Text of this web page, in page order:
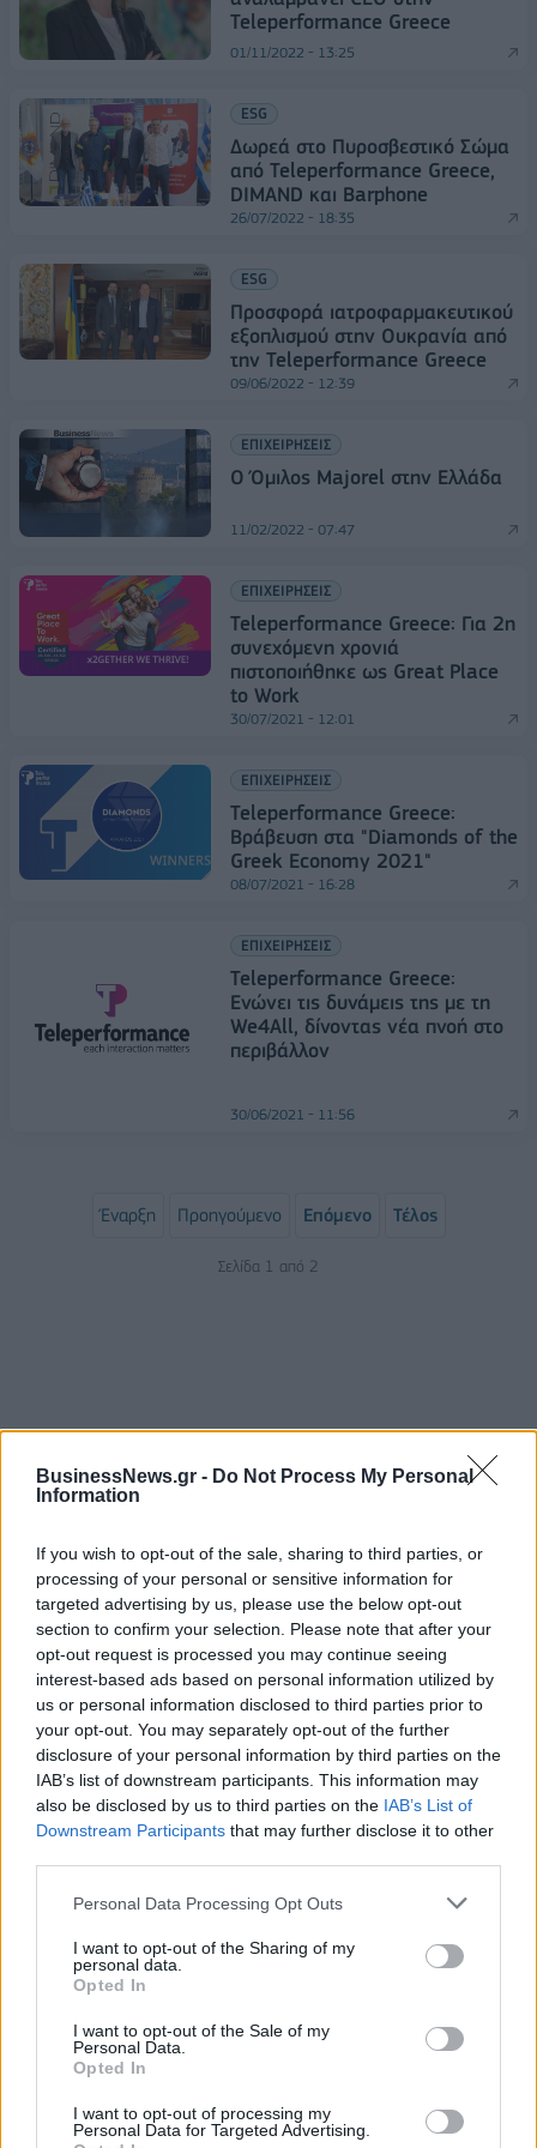
BusinessNews.gr - Do Not Process My Personal
Information
If you wish to opt-out of the sale, sharing to third parties, or
processing of your personal or sensitive information for
targeted advertising by us, please use the below opt-out
section to confirm your selection. Please note that after your
opt-out request is processed you may continue seeing
interest-based ads based on personal information utilized by
us or personal information disclosed to third parties prior to
your opt-out. You may separately opt-out of the further
disclosure of your personal information by third parties on the
IAB’s list of downstream participants. This information may
also be disclosed by us to third parties on the IAB’s List of
Downstream Participants that may further disclose it to other
Personal Data Processing Opt Outs
I want to opt-out of the Sharing of my
personal data.
Opted In
I want to opt-out of the Sale of my
Personal Data.
Opted In
I want to opt-out of processing my
Personal Data for Targeted Advertising.
Teleperformance Greece
01/11/2022 - 13:25
ESG
Δωρεά στο Πυροσβεστικό Σώμα
από Teleperformance Greece,
DIMAND και Barphone
26/07/2022 - 18:35
ESG
Προσφορά ιατροφαρμακευτικού
εξοπλισμού στην Ουκρανία από
την Teleperformance Greece
09/06/2022 - 12:39
ΕΠΙΧΕΙΡΗΣΕΙΣ
O Όμιλος Μajorel στην Ελλάδα
11/02/2022 - 07:47
ΕΠΙΧΕΙΡΗΣΕΙΣ
Teleperformance Greece: Για 2η
συνεχόμενη χρονιά
πιστοποιήθηκε ως Great Place
to Work
30/07/2021 - 12:01
ΕΠΙΧΕΙΡΗΣΕΙΣ
Teleperformance Greece:
Βράβευση στα "Diamonds of the
Greek Economy 2021"
08/07/2021 - 16:28
ΕΠΙΧΕΙΡΗΣΕΙΣ
Teleperformance Greece:
Ενώνει τις δυνάμεις της με τη
We4All, δίνοντας νέα πνοή στο
περιβάλλον
30/06/2021 - 11:56
Έναρξη Προηγούμενο Επόμενο Τέλος
Σελίδα 1 από 2
ΡΟΗ ΕΙΔΗΣΕΩΝ
Διευρύνεται η πρωτοβουλία για τις τιμές στο ράφι
με 916 προϊόντα
08/08/2026 - 12:12 ΛΙΑΝΕΜΠΟΡΙΟ
Health Monitoring: Η εθνική υποδομή για την
αξιοποίηση των δεδομένων υγείας προς όφελος
των πολιτών
08/08/2026 - 11:48 ΥΓΕΙΑ
Ελληνική Αναπτυξιακή Τράπεζα: Με «προίκα» 2 δισ.
ευρώ ανοίγει δρόμο για δάνεια έως 5 δισ. σε
08/08/2026 - 11:22 ΤΡΑΠΕΖΕΣ
5G παντού, 6G στον ορίζοντα: Πού βρίσκεται η
Ελλάδα στη μεγάλη τεχνολογική μετάβαση
08/08/2026 - 10:54 ΤΕΧΝΟΛΟΓΙΑ
Όμιλος ΔΕΗ: Νέα συμφωνία για χαρτοφυλάκιο
έργων ΑΠΕ άνω των 2 GW σε Πολωνία και